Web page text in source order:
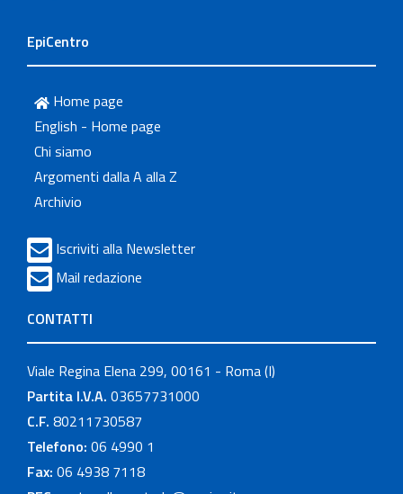
EpiCentro
Home page
English - Home page
Chi siamo
Argomenti dalla A alla Z
Archivio
Iscriviti alla Newsletter
Mail redazione
CONTATTI
Viale Regina Elena 299, 00161 - Roma (I)
Partita I.V.A. 03657731000
C.F. 80211730587
Telefono: 06 4990 1
Fax: 06 4938 7118